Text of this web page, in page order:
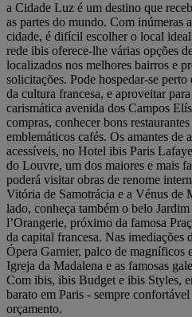
a Cidade Luz é um destino que
as partes do mundo. Com inúmeras
cidade, é difícil escolher o local
rede ibis oferece-lhe várias opções
localizados nos melhores bairros e
solicitações. Pode hospedar-se
da cultura francesa, e aproveitar
carismática avenida dos Campos
compras, conhecer bons
emblemáticos cafés. Os amantes de
acessíveis, no Hotel ibis Paris
do Louvre, um dos maiores e mais
poderá visitar obras de renome
Vitória de Samotrácia e a Vénus de
lado, conheça também o belo
l’Orangerie, próximo da famosa
da capital francesa. Nas imediações
Ópera Garnier, palco de magníficos
Igreja da Madalena e as famosas
Com ibis, ibis Budget e ibis Styles,
barato em Paris - sempre
orçamento.